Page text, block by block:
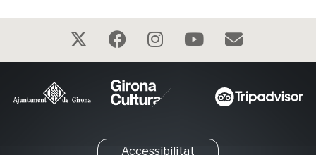
Accessibilitat